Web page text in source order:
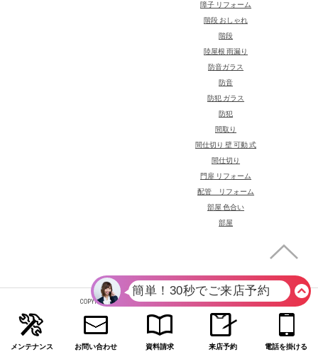
障子 リフォーム
階段 おしゃれ
階段
陸屋根 雨漏り
防音ガラス
防音
防犯 ガラス
防犯
間取り
間仕切り 壁 可動 式
間仕切り
門扉 リフォーム
配管 リフォーム
部屋 色合い
部屋
COPYRIGHT(C) NASA HOME CO.,LTD. ALL RIGHT RESERVED.
メンテナンス お問い合わせ 資料請求 来店予約 電話を掛ける